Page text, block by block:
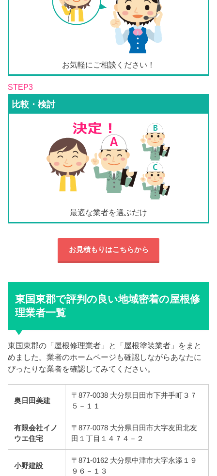
お気軽にご相談ください！
STEP3
比較・検討
最適な業者を選ぶだけ
お見積もりはこちらから
東国東郡で評判の良い地域密着の屋根修
理業者一覧
東国東郡の「屋根修理業者」と「屋根塗装業者」をまと
めました。業者のホームページも確認しながらあなたに
ぴったりな業者を確認してみてください。
奥日田美建
〒877-0038 大分県日田市下井手町３７
５－１１
有限会社イノ
ウエ住宅
〒877-0078 大分県日田市大字友田北友
田１丁目１４７４－２
小野建設
〒871-0162 大分県中津市大字永添１９
９６－１３